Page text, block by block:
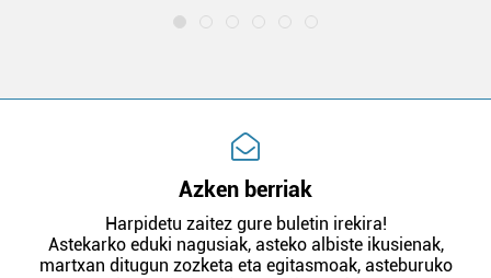
Azken berriak
Harpidetu zaitez gure buletin irekira!
Astekarko eduki nagusiak, asteko albiste ikusienak,
martxan ditugun zozketa eta egitasmoak, asteburuko